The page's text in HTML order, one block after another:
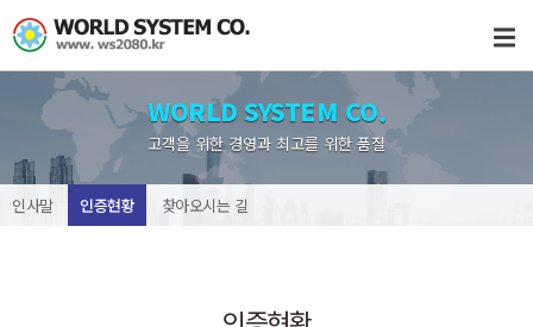
WORLD SYSTEM CO.
고객을 위한 경영과 최고를 위한 품질
인사말 인증현황 찾아오시는 길